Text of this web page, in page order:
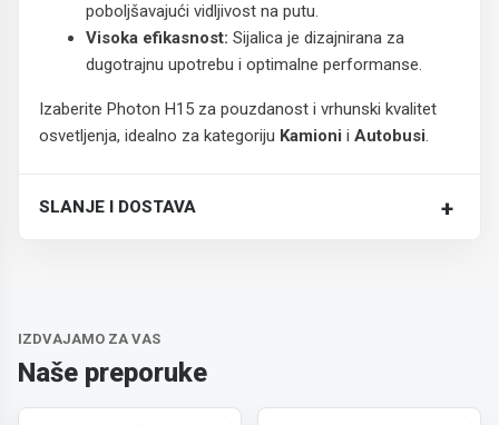
poboljšavajući vidljivost na putu.
Visoka efikasnost: Sijalica je dizajnirana za
dugotrajnu upotrebu i optimalne performanse.
Izaberite Photon H15 za pouzdanost i vrhunski kvalitet
osvetljenja, idealno za kategoriju Kamioni i Autobusi.
SLANJE I DOSTAVA +
IZDVAJAMO ZA VAS
Naše preporuke